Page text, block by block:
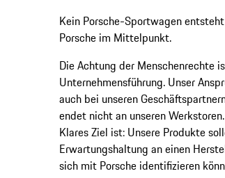
Kein Porsche-Sportwagen
Porsche im Mittelpunkt.
Die Achtung der Menschenrechte
Unternehmensführung. Unser
auch bei unseren
endet nicht an unseren Werkstoren.
Klares Ziel ist: Unsere Produkte
Erwartungshaltung an einen
sich mit Porsche identifizieren